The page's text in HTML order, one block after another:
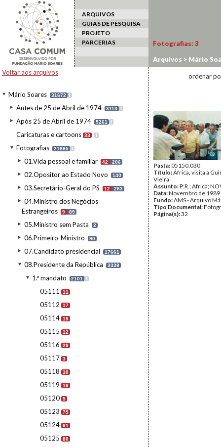
ARQUIVOS
GUIAS DE PESQUISA
PROJETO
PARCERIAS
Voltar aos arquivos
Mário Soares 31672 I
Antes de 25 de Abril de 1974 3113 I
Após 25 de Abril de 1974 5261 I
Caricaturas e cartoons 33 I
Fotografias 21885 I
01.Vida pessoal e familiar 42 206
02.Opositor ao Estado Novo 140
03.Secretário-Geral do PS 12 283
04.Ministro dos Negócios
Estrangeiros
9 89
05.Ministro sem Pasta 2
06.Primeiro-Ministro 90
07.Candidato presidencial 17661
08.Presidente da República 3338
1.º mandato 2101 I
05111 11
05112 17
05114 19
05115 12
05116 29
05117 3
05118 10
05119 16
05120 5
05123 75
05124 91
05125 80
Fotografias: 3
Arquivos > Mário
estrangeiro>Guiné/
ordenar
Pasta:05150.030
Título:África, visita á
Vieira
Assunto:P:R.; Africa;
Data:Novembro de 1989
Fundo:AMS - Arquivo
Tipo Documental:
Página(s):32